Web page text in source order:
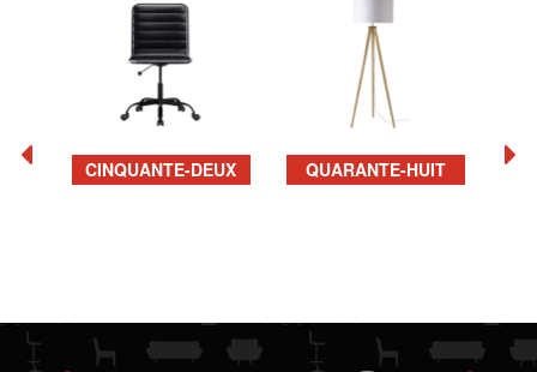
CINQUANTE-DEUX QUARANTE-HUIT